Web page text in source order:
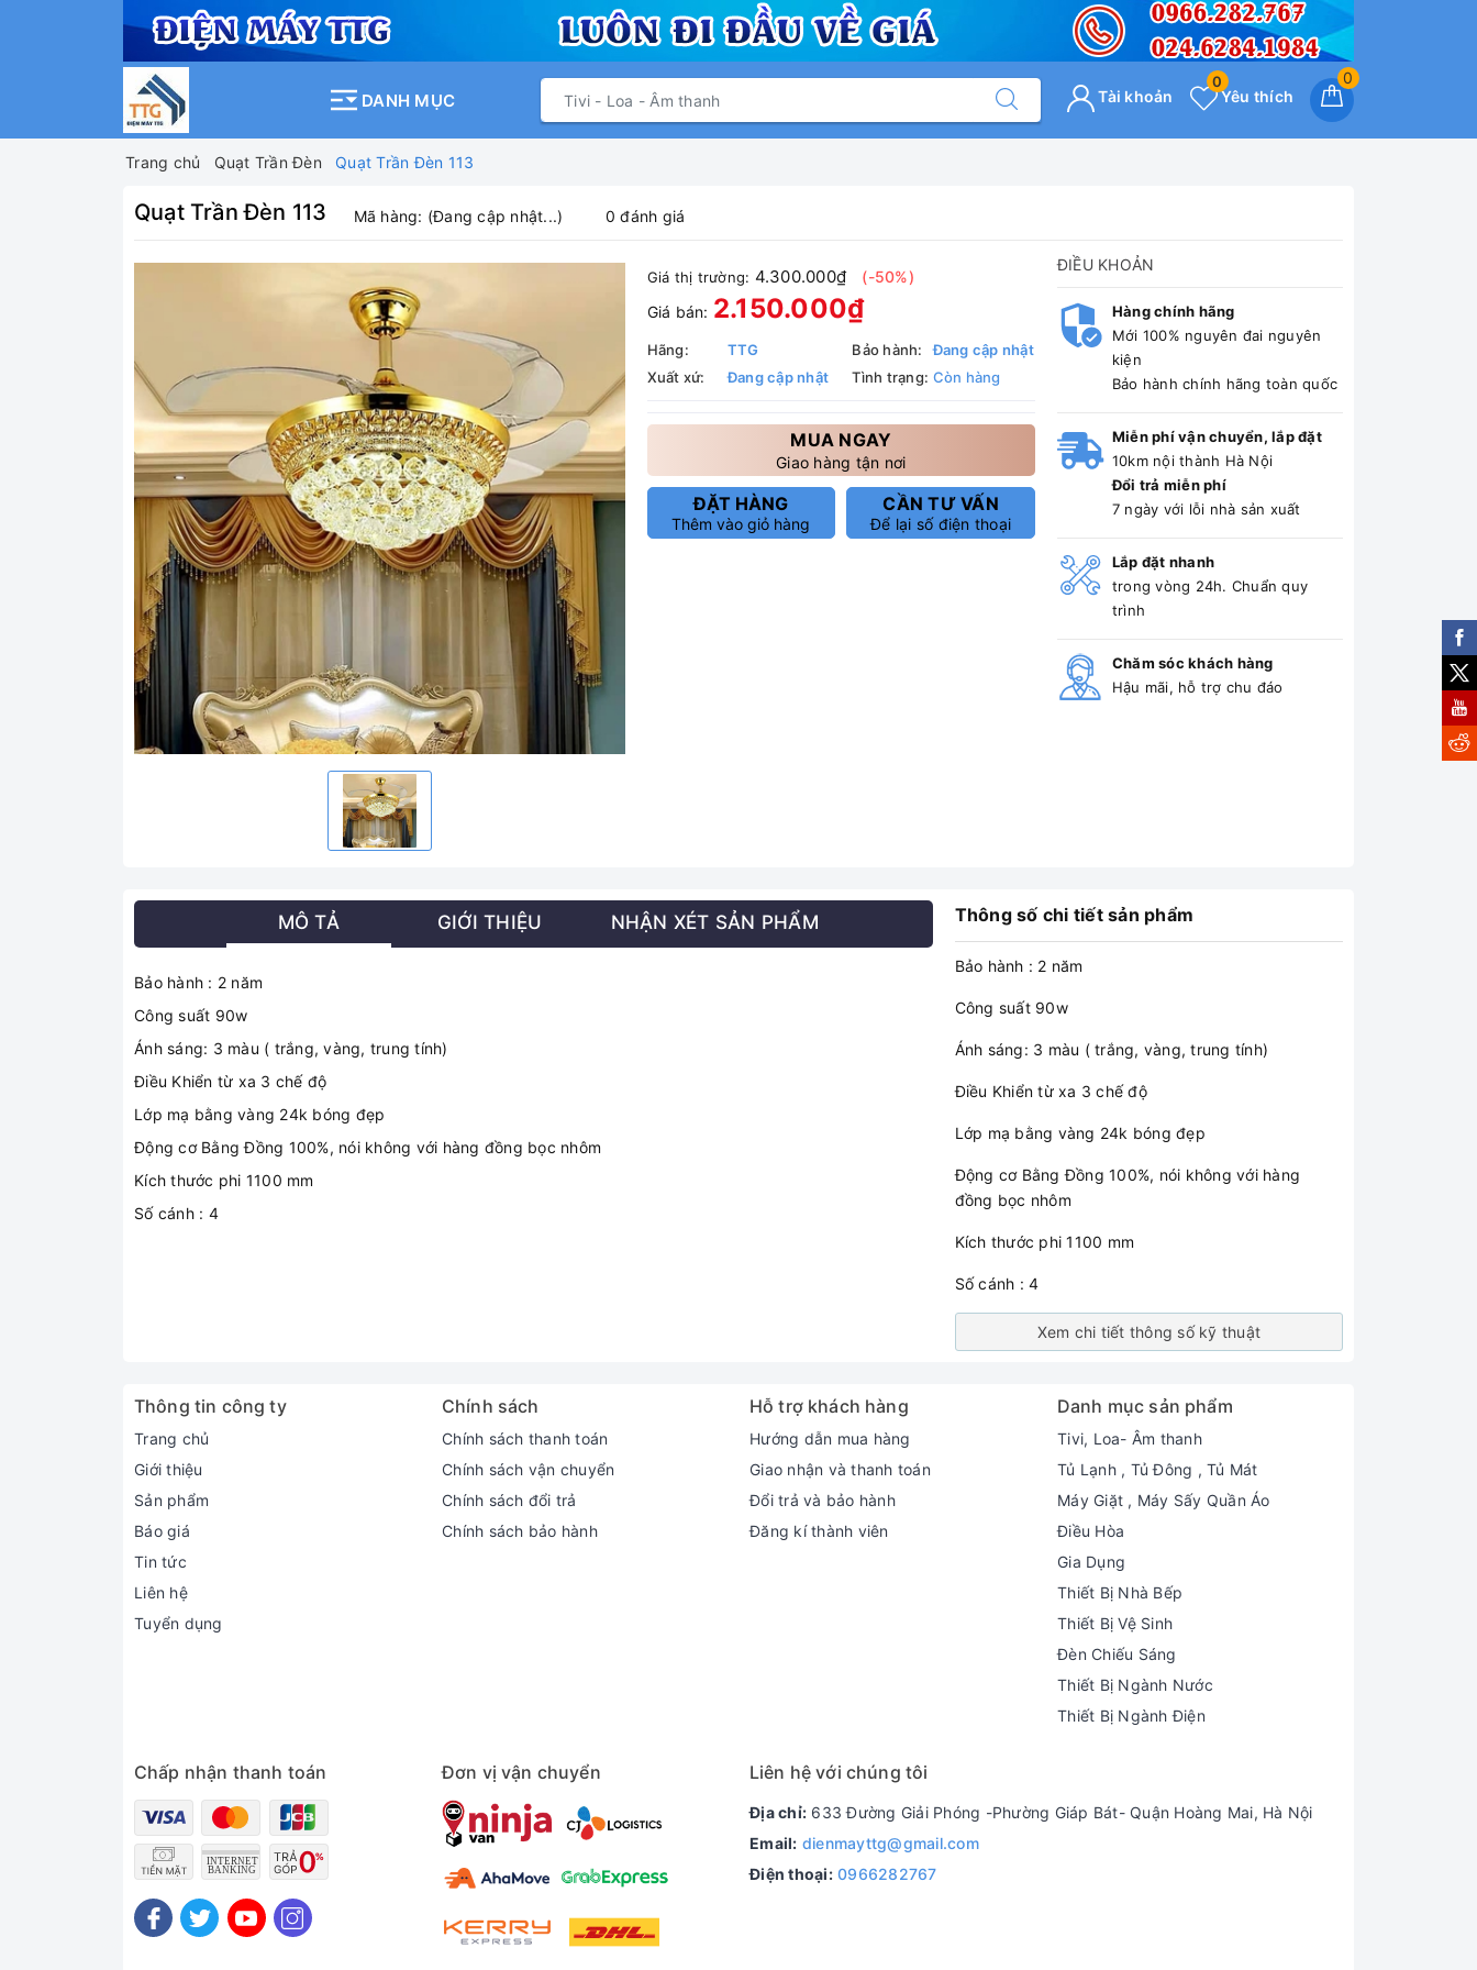
DANH MỤC
0
Yêu thích
0
Tài khoản
Trang chủ Quạt Trần Đèn Quạt Trần Đèn 113
Quạt Trần Đèn 113 Mã hàng: (Đang cập nhật...) 0 đánh giá
Giá thị trường: 4.300.000₫
(-50%)
Giá bán: 2.150.000₫
Hãng:
TTG
Xuất xứ:
Đang cập nhật
Bảo hành:
Đang cập nhật
Tình trạng: Còn hàng
MUA NGAY
Giao hàng tận nơi
ĐẶT HÀNG
Thêm vào giỏ hàng
CẦN TƯ VẤN
Để lại số điện thoại
ĐIỀU KHOẢN
Hàng chính hãng
Mới 100% nguyên đai nguyên
kiện
Bảo hành chính hãng toàn quốc
Miễn phí vận chuyển, lắp đặt
10km nội thành Hà Nội
Đổi trả miễn phí
7 ngày với lỗi nhà sản xuất
Lắp đặt nhanh
trong vòng 24h. Chuẩn quy
trình
Chăm sóc khách hàng
Hậu mãi, hỗ trợ chu đáo
MÔ TẢ GIỚI THIỆU NHẬN XÉT SẢN PHẨM
Bảo hành : 2 năm
Công suất 90w
Ánh sáng: 3 màu ( trắng, vàng, trung tính)
Điều Khiển từ xa 3 chế độ
Lớp mạ bằng vàng 24k bóng đẹp
Động cơ Bằng Đồng 100%, nói không với hàng đồng bọc nhôm
Kích thước phi 1100 mm
Số cánh : 4
Thông số chi tiết sản phẩm
Bảo hành : 2 năm
Công suất 90w
Ánh sáng: 3 màu ( trắng, vàng, trung tính)
Điều Khiển từ xa 3 chế độ
Lớp mạ bằng vàng 24k bóng đẹp
Động cơ Bằng Đồng 100%, nói không với hàng
đồng bọc nhôm
Kích thước phi 1100 mm
Số cánh : 4
Xem chi tiết thông số kỹ thuật
Thông tin công ty
Trang chủ
Giới thiệu
Sản phẩm
Báo giá
Tin tức
Liên hệ
Tuyển dụng
Chính sách
Chính sách thanh toán
Chính sách vận chuyển
Chính sách đổi trả
Chính sách bảo hành
Hỗ trợ khách hàng
Hướng dẫn mua hàng
Giao nhận và thanh toán
Đổi trả và bảo hành
Đăng kí thành viên
Danh mục sản phẩm
Tivi, Loa- Âm thanh
Tủ Lạnh , Tủ Đông , Tủ Mát
Máy Giặt , Máy Sấy Quần Áo
Điều Hòa
Gia Dụng
Thiết Bị Nhà Bếp
Thiết Bị Vệ Sinh
Đèn Chiếu Sáng
Thiết Bị Ngành Nước
Thiết Bị Ngành Điện
Chấp nhận thanh toán Đơn vị vận chuyển Liên hệ với chúng tôi
Địa chỉ: 633 Đường Giải Phóng -Phường Giáp Bát- Quận Hoàng Mai, Hà Nội
Email: dienmayttg@gmail.com
Điện thoại: 0966282767